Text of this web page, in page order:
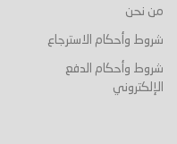
من نحن
شروط وأحكام الاسترجاع
شروط وأحكام الدفع
الإلكتروني